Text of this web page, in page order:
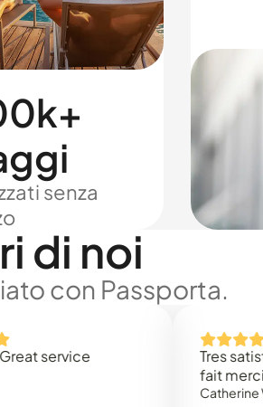
senza
di noi
con Passporta.
Tres satisfaite
fait merci
Catherine W.